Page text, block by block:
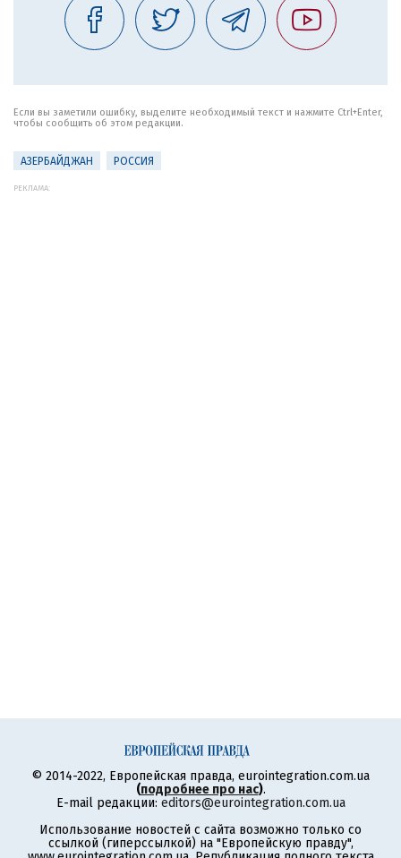
Если вы заметили ошибку, выделите необходимый текст и нажмите Ctrl+Enter,
чтобы сообщить об этом редакции.
АЗЕРБАЙДЖАН РОССИЯ
РЕКЛАМА:
© 2014-2022, Европейская правда, eurointegration.com.ua
(подробнее про нас).
E-mail редакции: editors@eurointegration.com.ua
Использование новостей с сайта возможно только со
ссылкой (гиперссылкой) на "Европейскую правду",